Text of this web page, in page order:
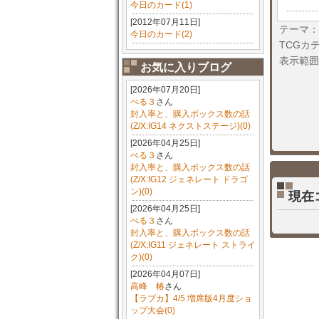
今日のカード(1)
[2012年07月11日]
今日のカード(2)
お気に入りブログ
[2026年07月20日]
ぺる３ さん
封入率と、購入ボックス数の話
(Z/X:IG14 ネクストステージ)(0)
[2026年04月25日]
ぺる３ さん
封入率と、購入ボックス数の話
(Z/X:IG12 ジェネレート ドラゴ
ン)(0)
[2026年04月25日]
ぺる３ さん
封入率と、購入ボックス数の話
(Z/X:IG11 ジェネレート ストライ
ク)(0)
[2026年04月07日]
高峰 椿さん
【ラブカ】4/5 増席版4月度ショ
ップ大会(0)
テーマ：
TCGカ
表示範
現在